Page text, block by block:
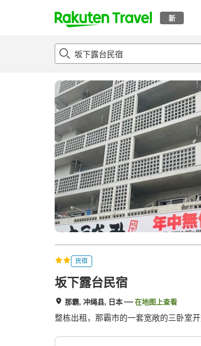
新
t
p
a
g
e
_
s
e
a
r
c
h
概况 客房及住宿套餐评论
民宿
坂下露台民宿
那霸, 冲绳县, 日本 在地图上查看
整栋出租，那霸市的一套宽敞的三卧室